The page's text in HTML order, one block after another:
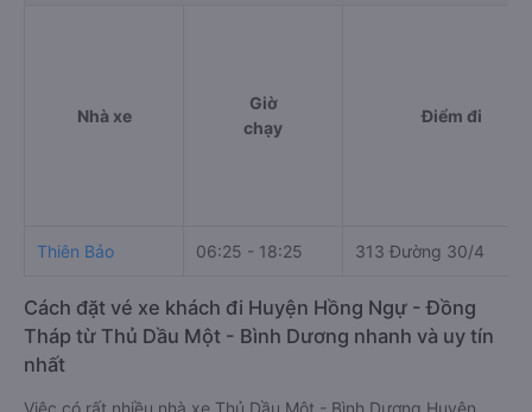
Nhà xe
Giờ
chạy
Điểm đi
Thiên Bảo 06:25 - 18:25 313 Đường 30/4
Cách đặt vé xe khách đi Huyện Hồng Ngự - Đồng
Tháp từ Thủ Dầu Một - Bình Dương nhanh và uy tín
nhất